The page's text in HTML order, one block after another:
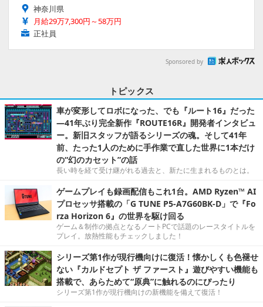
神奈川県
月給29万7,300円～58万円
正社員
Sponsored by
トピックス
車が変形してロボになった、でも『ルート16』だった
―41年ぶり完全新作『ROUTE16R』開発者インタビュ
ー。新旧スタッフが語るシリーズの魂。そして41年
前、たった1人のために手作業で直した世界に1本だけ
の“幻のカセット”の話
長い時を経て受け継がれる過去と、新たに生まれるものとは。
ゲームプレイも録画配信もこれ1台。AMD Ryzen™ AI
プロセッサ搭載の「G TUNE P5-A7G60BK-D」で『Fo
rza Horizon 6』の世界を駆け回る
ゲーム＆制作の拠点となるノートPCで話題のレースタイトルを
プレイ。放熱性能もチェックしました！
シリーズ第1作が現行機向けに復活！懐かしくも色褪せ
ない『カルドセプト ザ ファースト』遊びやすい機能も
搭載で、あらためて“原典”に触れるのにぴったり
シリーズ第1作が現行機向けの新機能を備えて復活！